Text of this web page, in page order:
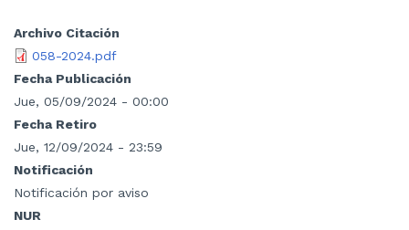
Archivo Citación
058-2024.pdf
Fecha Publicación
Jue, 05/09/2024 - 00:00
Fecha Retiro
Jue, 12/09/2024 - 23:59
Notificación
Notificación por aviso
NUR